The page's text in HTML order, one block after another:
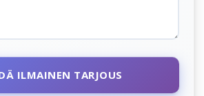
ILMAINEN TARJOUS